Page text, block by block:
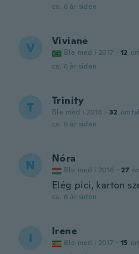
ca. 6 år siden
V Viviane
Ble med i 2017 · 12
ca. 6 år siden
T Trinity
Ble med i 2018 · 32
ca. 6 år siden
N Nóra
Ble med i 2016 · 27
Elég pici, karton
ca. 6 år siden
I Irene
Ble med i 2017 · 15